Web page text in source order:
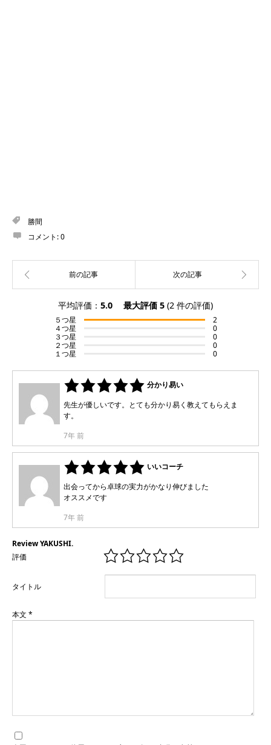
勝間
コメント:0
平均評価： 5.0 最大評価 5 (2 件の評価)
５つ星
2
４つ星
0
３つ星
0
２つ星
0
１つ星
0
分かり易い
先生が優しいです。とても分かり易く教えてもらえま
す。
7年 前
いいコーチ
出会ってから卓球の実力がかなり伸びました
オススメです
7年 前
Review YAKUSHI.
評価
タイトル
本文 *